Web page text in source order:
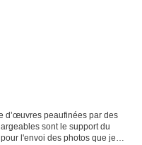
d’œuvres peaufinées par des
sont le support du
l'envoi des photos que je